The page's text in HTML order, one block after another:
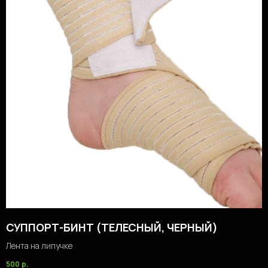
СУППОРТ-БИНТ (ТЕЛЕСНЫЙ, ЧЕРНЫЙ)
Лента на липучке
500 р.
Политика конфидециальности
Публичная оферта
Создание сайта